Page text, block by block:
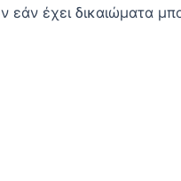
εάν έχει δικαιώματα